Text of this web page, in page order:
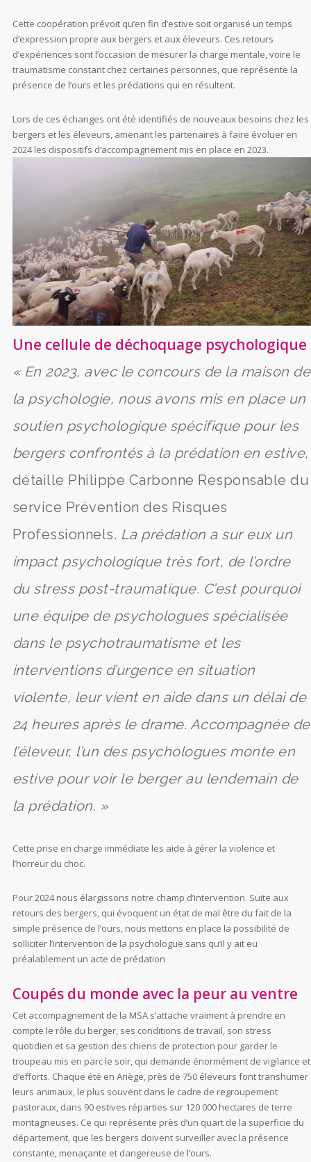
Cette coopération prévoit qu’en fin d’estive soit organisé un temps
d’expression propre aux bergers et aux éleveurs. Ces retours
d’expériences sont l’occasion de mesurer la charge mentale, voire le
traumatisme constant chez certaines personnes, que représente la
présence de l’ours et les prédations qui en résultent.
Lors de ces échanges ont été identifiés de nouveaux besoins chez les
bergers et les éleveurs, amenant les partenaires à faire évoluer en
2024 les dispositifs d’accompagnement mis en place en 2023.
Une cellule de déchoquage psychologique
« En 2023, avec le concours de la maison de
la psychologie, nous avons mis en place un
soutien psychologique spécifique pour les
bergers confrontés à la prédation en estive,
détaille Philippe Carbonne Responsable du
service Prévention des Risques
Professionnels. La prédation a sur eux un
impact psychologique très fort, de l’ordre
du stress post-traumatique. C’est pourquoi
une équipe de psychologues spécialisée
dans le psychotraumatisme et les
interventions d’urgence en situation
violente, leur vient en aide dans un délai de
24 heures après le drame. Accompagnée de
l’éleveur, l’un des psychologues monte en
estive pour voir le berger au lendemain de
la prédation. »
Cette prise en charge immédiate les aide à gérer la violence et
l’horreur du choc.
Pour 2024 nous élargissons notre champ d’intervention. Suite aux
retours des bergers, qui évoquent un état de mal être du fait de la
simple présence de l’ours, nous mettons en place la possibilité de
solliciter l’intervention de la psychologue sans qu’il y ait eu
préalablement un acte de prédation
Coupés du monde avec la peur au ventre
Cet accompagnement de la MSA s’attache vraiment à prendre en
compte le rôle du berger, ses conditions de travail, son stress
quotidien et sa gestion des chiens de protection pour garder le
troupeau mis en parc le soir, qui demande énormément de vigilance et
d’efforts. Chaque été en Ariège, près de 750 éleveurs font transhumer
leurs animaux, le plus souvent dans le cadre de regroupement
pastoraux, dans 90 estives réparties sur 120 000 hectares de terre
montagneuses. Ce qui représente près d’un quart de la superficie du
département, que les bergers doivent surveiller avec la présence
constante, menaçante et dangereuse de l’ours.